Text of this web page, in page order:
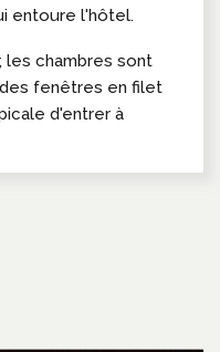
entoure l'hôtel.
les chambres sont
fenêtres en filet
d'entrer à